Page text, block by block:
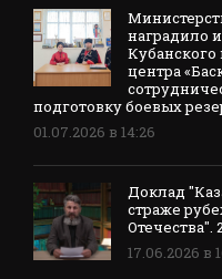
наградило
Кубанского
центра
подготовку боевых
01.07.2026 в 14:26
Доклад
страже
Отечества".
17.06.2026 в